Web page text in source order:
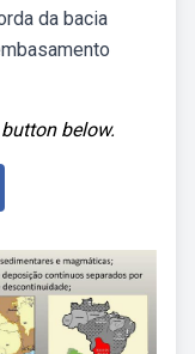
da bacia
below.